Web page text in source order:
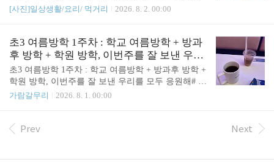
열심히 먹었던 도너츠. 사진을 갈무리한다. 내돈내
[사진]일상생활/요리/ 먹거리 2026. 8. 2. 00:00
초3 여름방학 1주차 : 학교 여름방학 + 방과
후 방학 + 학원 방학, 이번주를 잘 보낸 우리
를 모두 응원해
초3 여름방학 1주차 : 학교 여름방학 + 방과후 방학 +
학원 방학, 이번주를 잘 보낸 우리를 모두 응원해# 칭
찬, 응원 버전이번주는 방학의 하이라이트인 주였다.
방, 쇼핑몰 구경목. 키즈까페 + 쿠킹수업금. 엄마 병
가람갈무리 2026. 8. 1. 00:00
Prev Next